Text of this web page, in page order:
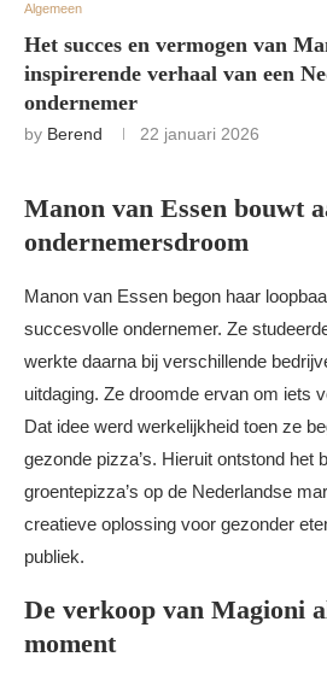
Algemeen
Het succes en vermogen van
inspirerende verhaal van een
ondernemer
by Berend 22 januari 2026
Manon van Essen bouwt
ondernemersdroom
Manon van Essen begon haar
succesvolle ondernemer. Ze
werkte daarna bij verschillende
uitdaging. Ze droomde ervan om iets
Dat idee werd werkelijkheid toen ze
gezonde pizza’s. Hieruit ontstond het
groentepizza’s op de Nederlandse
creatieve oplossing voor gezonder
publiek.
De verkoop van Magioni
moment